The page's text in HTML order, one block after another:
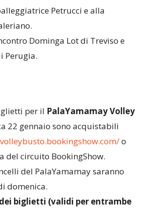
Belien. Come rincalzo di
Bosetti
Petrucci e alla
per il PalaYamamay Volley
22 gennaio sono acquistabili
how.com/o
del circuito BookingShow.
del PalaYamamay saranno
domenica.